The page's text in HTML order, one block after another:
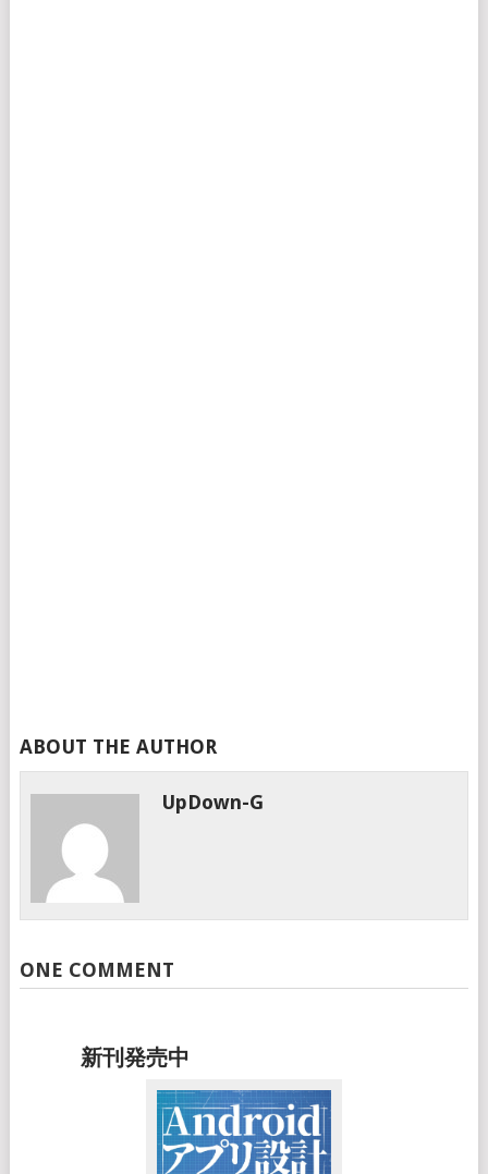
ABOUT THE AUTHOR
UpDown-G
ONE COMMENT
新刊発売中